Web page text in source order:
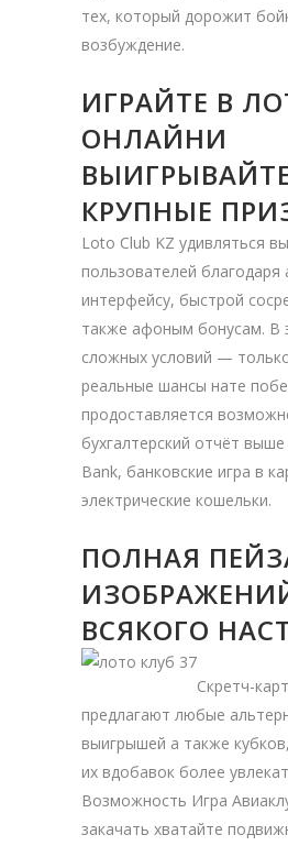
тех, который дорожит
возбуждение.
ИГРАЙТЕ В
ОНЛАЙНИ
КРУПНЫЕ
Loto Club KZ удивляться
пользователей благодаря
интерфейсу, быстрой
также афоным бонусам. В
сложных условий —
реальные шансы нате
продоставляется
бухгалтерский отчёт
Bank, банковские игра в
электрические кошельки.
ПОЛНАЯ
ВСЯКОГО
Скретч-
предлагают любые
выигрышей а также
их вдобавок более
Возможность Игра
закачать хватайте